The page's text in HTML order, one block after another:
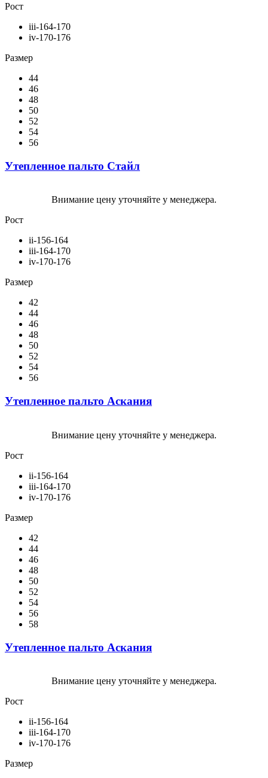
Рост
iii-164-170
iv-170-176
Размер
44
46
48
50
52
54
56
Утепленное пальто Стайл
Внимание цену уточняйте у менеджера.
Рост
ii-156-164
iii-164-170
iv-170-176
Размер
42
44
46
48
50
52
54
56
Утепленное пальто Аскания
Внимание цену уточняйте у менеджера.
Рост
ii-156-164
iii-164-170
iv-170-176
Размер
42
44
46
48
50
52
54
56
58
Утепленное пальто Аскания
Внимание цену уточняйте у менеджера.
Рост
ii-156-164
iii-164-170
iv-170-176
Размер